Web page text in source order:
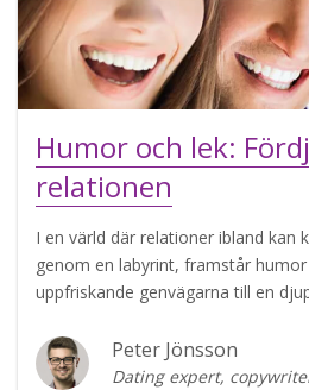
Humor och lek:
relationen
I en värld där relationer ibland kan
genom en labyrint, framstår
uppfriskande genvägarna till en
Peter Jönsson
Dating expert,